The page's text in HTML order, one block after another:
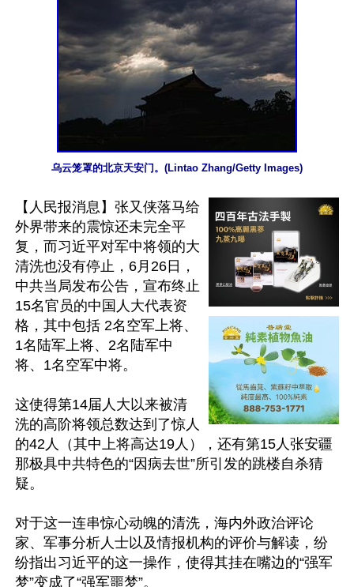
乌云笼罩的北京天安门。(Lintao Zhang/Getty Images)
【人民报消息】张又侠落马给
外界带来的震惊还未完全平
复，而习近平对军中将领的大
清洗也没有停止，6月26日，
中共当局发布公告，宣布终止
15名官员的中国人大代表资
格，其中包括 2名空军上将、
1名陆军上将、2名陆军中
将、1名空军中将。
这使得第14届人大以来被清
洗的高阶将领总数达到了惊人
的42人（其中上将高达19人），还有第15人张安疆
那极具中共特色的“因病去世”所引发的跳楼自杀猜
疑。
对于这一连串惊心动魄的清洗，海内外政治评论
家、军事分析人士以及情报机构的评价与解读，纷
纷指出习近平的这一操作，使得其挂在嘴边的“强军
梦”变成了“强军噩梦”。